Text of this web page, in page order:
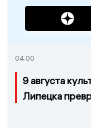
04:00
9 августа
Липецка